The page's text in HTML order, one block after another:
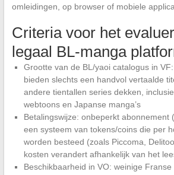
omleidingen, op browser of mobiele
Criteria voor het
legaal BL-manga
Grootte van de BL/yaoi catalogus in
bieden slechts een handvol vertaalde
andere tientallen series dekken,
webtoons en Japanse manga’s
Betalingswijze: onbeperkt abonnement
een systeem van tokens/coins die per
worden besteed (zoals Piccoma,
kosten verandert afhankelijk van het
Beschikbaarheid in VO: weinige